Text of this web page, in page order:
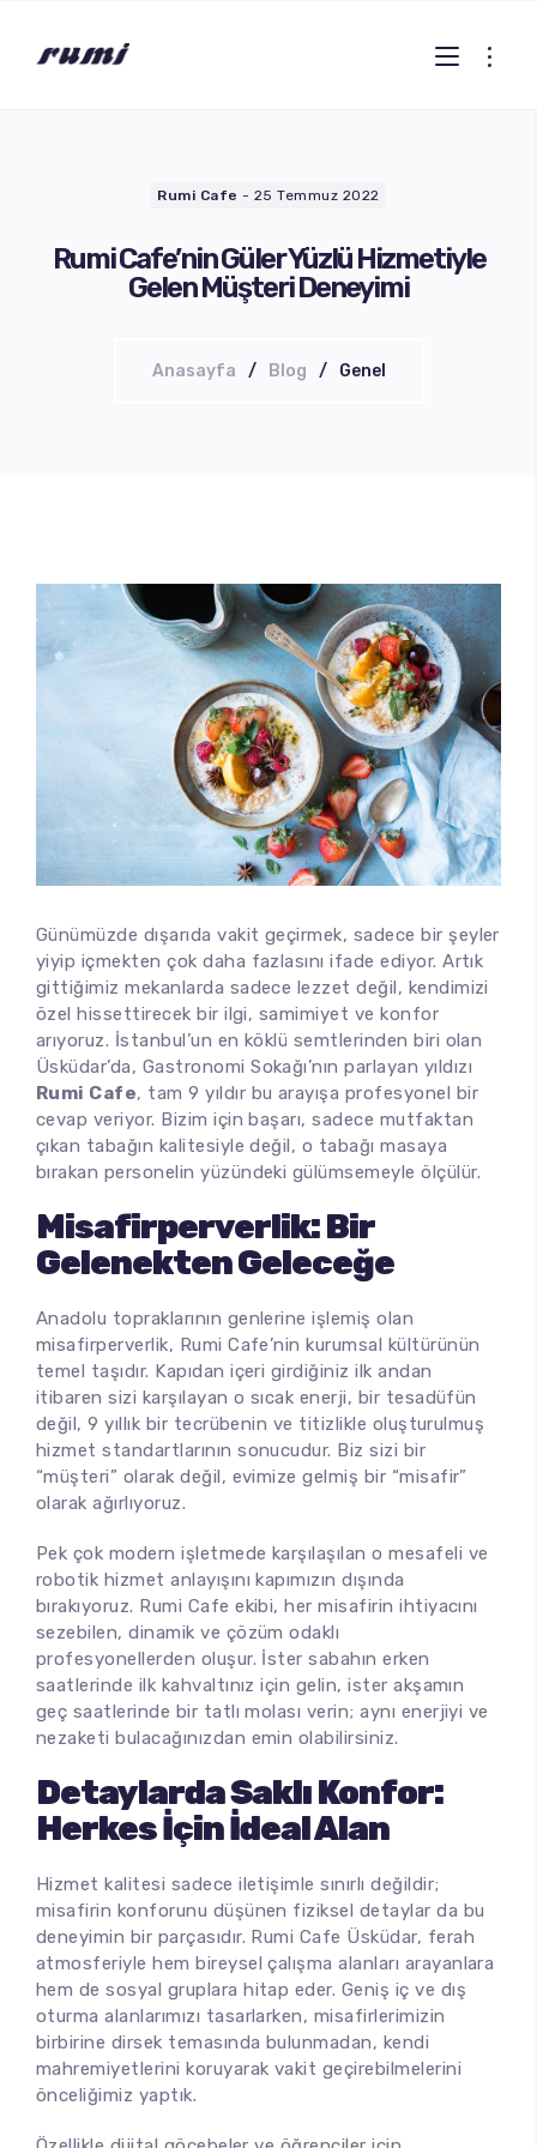
Soğuk İçecekler
Special İçecekler
Çay ve Bitki Çayları
Frappe
Frozen
Milkshake
Pasta
Kahvaltı
Tostlar
Gözleme
Wraps
Izgaralar
Tavalar
Makarna
Rumi Cafe -25 Temmuz 2022
Rumi Cafe’nin Güler Yüzlü Hizmetiyle
Gelen Müşteri Deneyimi
Anasayfa Blog Genel
Günümüzde dışarıda vakit geçirmek, sadece bir şeyler
yiyip içmekten çok daha fazlasını ifade ediyor. Artık
gittiğimiz mekanlarda sadece lezzet değil, kendimizi
özel hissettirecek bir ilgi, samimiyet ve konfor
arıyoruz. İstanbul’un en köklü semtlerinden biri olan
Üsküdar’da, Gastronomi Sokağı’nın parlayan yıldızı
Rumi Cafe, tam 9 yıldır bu arayışa profesyonel bir
cevap veriyor. Bizim için başarı, sadece mutfaktan
çıkan tabağın kalitesiyle değil, o tabağı masaya
bırakan personelin yüzündeki gülümsemeyle ölçülür.
Misafirperverlik: Bir
Gelenekten Geleceğe
Anadolu topraklarının genlerine işlemiş olan
misafirperverlik, Rumi Cafe’nin kurumsal kültürünün
temel taşıdır. Kapıdan içeri girdiğiniz ilk andan
itibaren sizi karşılayan o sıcak enerji, bir tesadüfün
değil, 9 yıllık bir tecrübenin ve titizlikle oluşturulmuş
hizmet standartlarının sonucudur. Biz sizi bir
“müşteri” olarak değil, evimize gelmiş bir “misafir”
olarak ağırlıyoruz.
Pek çok modern işletmede karşılaşılan o mesafeli ve
robotik hizmet anlayışını kapımızın dışında
bırakıyoruz. Rumi Cafe ekibi, her misafirin ihtiyacını
sezebilen, dinamik ve çözüm odaklı
profesyonellerden oluşur. İster sabahın erken
saatlerinde ilk kahvaltınız için gelin, ister akşamın
geç saatlerinde bir tatlı molası verin; aynı enerjiyi ve
nezaketi bulacağınızdan emin olabilirsiniz.
Detaylarda Saklı Konfor:
Herkes İçin İdeal Alan
Hizmet kalitesi sadece iletişimle sınırlı değildir;
misafirin konforunu düşünen fiziksel detaylar da bu
deneyimin bir parçasıdır. Rumi Cafe Üsküdar, ferah
atmosferiyle hem bireysel çalışma alanları arayanlara
hem de sosyal gruplara hitap eder. Geniş iç ve dış
oturma alanlarımızı tasarlarken, misafirlerimizin
birbirine dirsek temasında bulunmadan, kendi
mahremiyetlerini koruyarak vakit geçirebilmelerini
önceliğimiz yaptık.